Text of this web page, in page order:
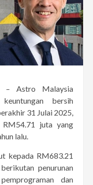
– Astro Malaysia
bersih
31 Julai 2025,
juta yang
lalu.
kepada RM683.21
penurunan
dan